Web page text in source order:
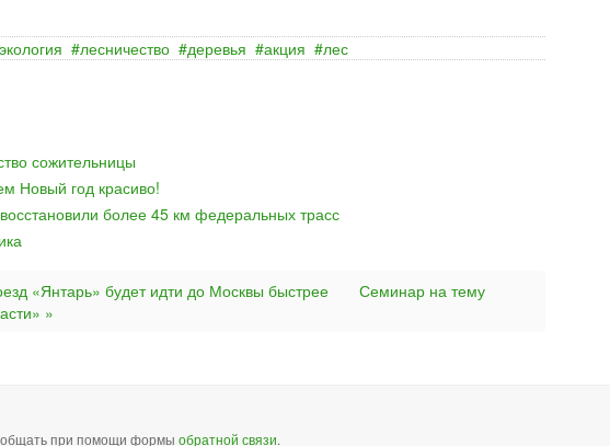
экология лесничество деревья акция лес
сожительницы
Новый год красиво!
более 45 км федеральных трасс
«Янтарь» будет идти до Москвы быстрее
Семинар на тему
»
при помощи формы обратной связи.